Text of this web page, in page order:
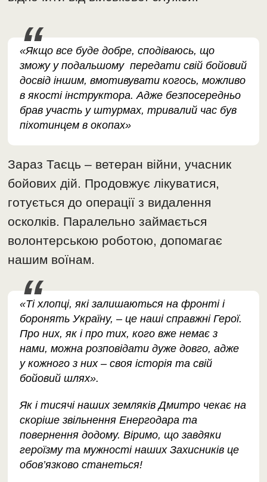
«Якщо все буде добре, сподіваюсь, що
зможу у подальшому передати свій бойовий
досвід іншим, вмотивувати когось, можливо
в якості інструктора. Адже безпосередньо
брав участь у штурмах, тривалий час був
піхотинцем в окопах»
Зараз Таєць – ветеран війни, учасник
бойових дій. Продовжує лікуватися,
готується до операції з видалення
осколків. Паралельно займається
волонтерською роботою, допомагає
нашим воїнам.
«Ті хлопці, які залишаються на фронті і
боронять Україну, – це наші справжні Герої.
Про них, як і про тих, кого вже немає з
нами, можна розповідати дуже довго, адже
у кожного з них – своя історія та свій
бойовий шлях».
Як і тисячі наших земляків Дмитро чекає на
скоріше звільнення Енергодара та
повернення додому. Віримо, що завдяки
героїзму та мужності наших Захисників це
обов’язково станеться!